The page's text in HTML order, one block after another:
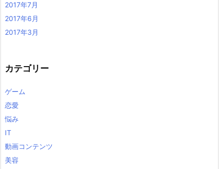
2017年7月
2017年6月
2017年3月
カテゴリー
ゲーム
恋愛
悩み
IT
動画コンテンツ
美容